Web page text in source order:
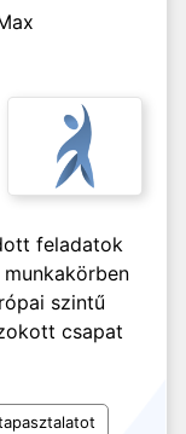
feladatok
szintű
csapat